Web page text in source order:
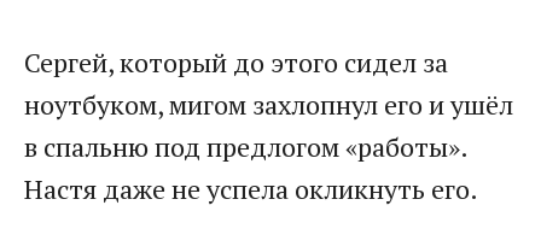
Сергей, который до этого сидел за
ноутбуком, мигом захлопнул его и ушёл
в спальню под предлогом «работы».
Настя даже не успела окликнуть его.